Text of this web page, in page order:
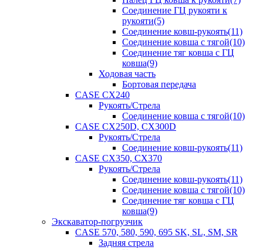
Соединение ГЦ рукояти к
рукояти(5)
Соединение ковш-рукоять(11)
Соединение ковша с тягой(10)
Соединение тяг ковша с ГЦ
ковша(9)
Ходовая часть
Бортовая передача
CASE CX240
Рукоять/Стрела
Соединение ковша с тягой(10)
CASE CX250D, CX300D
Рукоять/Стрела
Соединение ковш-рукоять(11)
CASE CX350, CX370
Рукоять/Стрела
Соединение ковш-рукоять(11)
Соединение ковша с тягой(10)
Соединение тяг ковша с ГЦ
ковша(9)
Экскаватор-погрузчик
CASE 570, 580, 590, 695 SK, SL, SM, SR
Задняя стрела